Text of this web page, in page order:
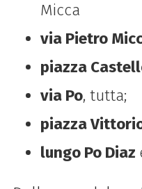
Micca
via Pietro
piazza
via Po, tutta;
piazza
lungo Po Diaz